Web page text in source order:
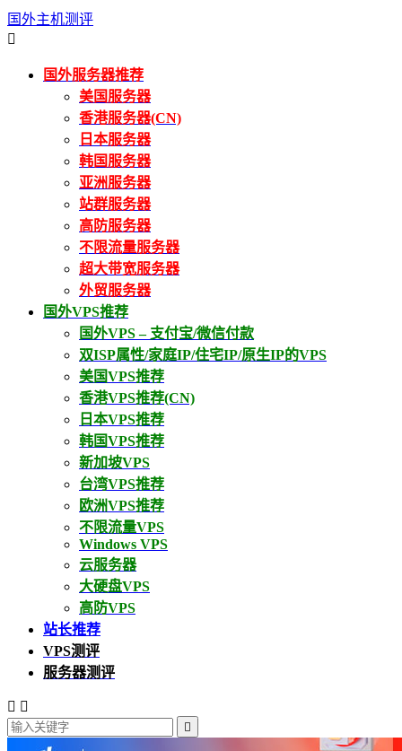
国外主机测评

国外服务器推荐
美国服务器
香港服务器(CN)
日本服务器
韩国服务器
亚洲服务器
站群服务器
高防服务器
不限流量服务器
超大带宽服务器
外贸服务器
国外VPS推荐
国外VPS – 支付宝/微信付款
双ISP属性/家庭IP/住宅IP/原生IP的VPS
美国VPS推荐
香港VPS推荐(CN)
日本VPS推荐
韩国VPS推荐
新加坡VPS
台湾VPS推荐
欧洲VPS推荐
不限流量VPS
Windows VPS
云服务器
大硬盘VPS
高防VPS
站长推荐
VPS测评
服务器测评
 
